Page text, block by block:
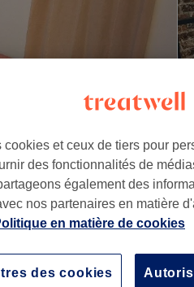
Ma prestation en détail...
cookies et ceux de tiers pour
des fonctionnalités de
également des
nos partenaires en matière
en matière de cookies
des cookies